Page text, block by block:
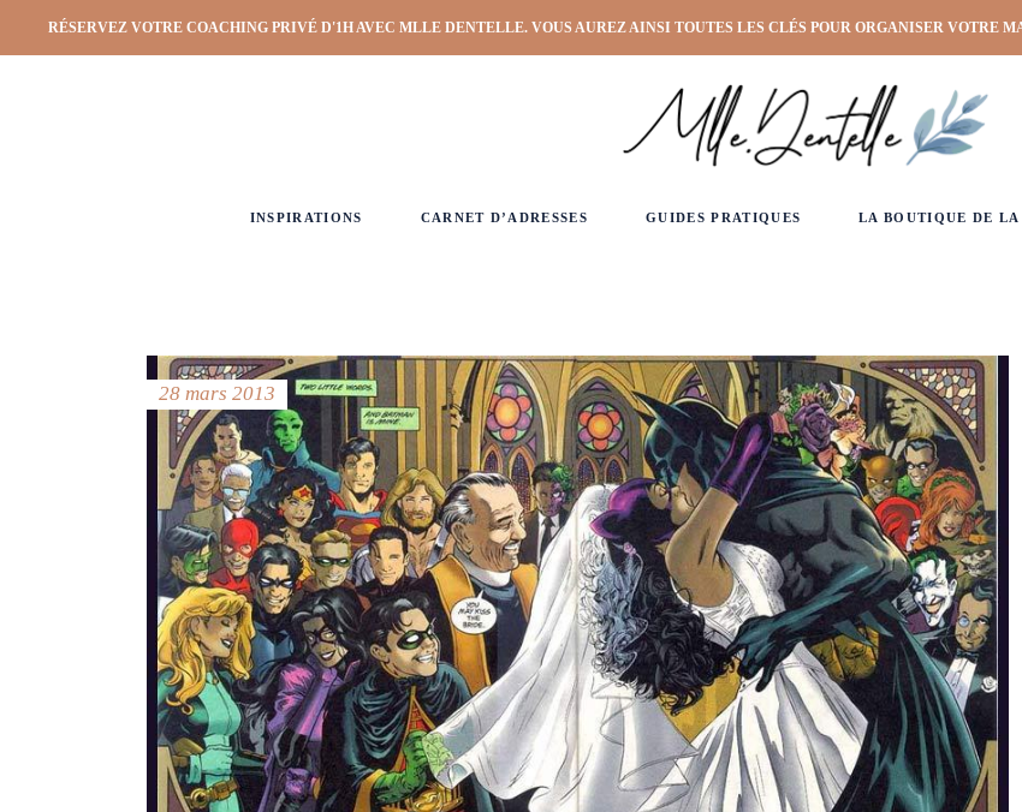
RÉSERVEZ VOTRE COACHING PRIVÉ D'1H AVEC MLLE DENTELLE. VOUS AUREZ AINSI TOUTES LES CLÉS POUR ORGANISER VOTRE
INSPIRATIONS CARNET D’ADRESSES GUIDES PRATIQUES LA BOUTIQUE DE
28 mars 2013